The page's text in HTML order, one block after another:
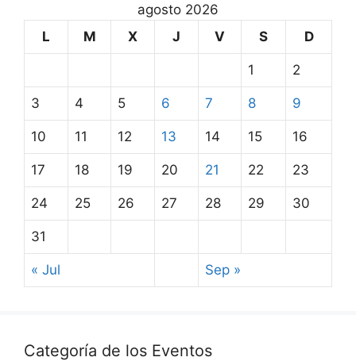
agosto 2026
L
M X J V S D
1 2
3 4 5 6 7 8 9
10 11 12 13 14 15 16
17 18 19 20 21 22 23
24 25 26 27 28 29 30
31
« Jul Sep »
Categoría de los Eventos